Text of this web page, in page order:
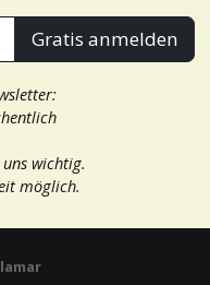
Gratis anmelden
wichtig.
möglich.